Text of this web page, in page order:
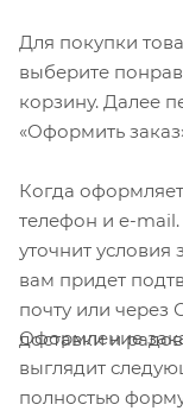
Для покупки
выберите
корзину. Далее
«Оформить
Когда
телефон и e-
уточнит условия
вам придет
почту или через
доставки и
Оформление
выглядит
полностью